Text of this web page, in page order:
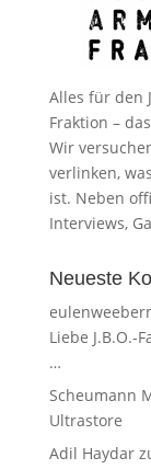
Alles für den
Fraktion –
Wir
verlinken,
ist. Neben
Interviews,
Neueste
Liebe
…
Scheumann
Ultrastore
Adil Haydar